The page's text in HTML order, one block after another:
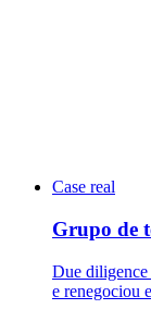
Case real
Grupo de
Due
e renegociou